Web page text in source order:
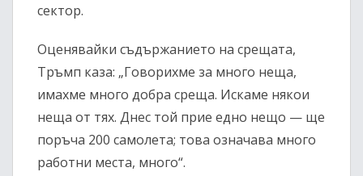
сектор.
Оценявайки съдържанието на срещата,
Тръмп каза: „Говорихме за много неща,
имахме много добра среща. Искаме някои
неща от тях. Днес той прие едно нещо — ще
поръча 200 самолета; това означава много
работни места, много“.